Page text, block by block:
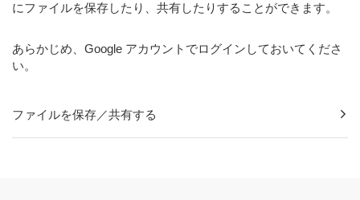
にファイルを保存したり、共有したりすることができます。
あらかじめ、Google アカウントでログインしておいてくださ
い。
ファイルを保存／共有する